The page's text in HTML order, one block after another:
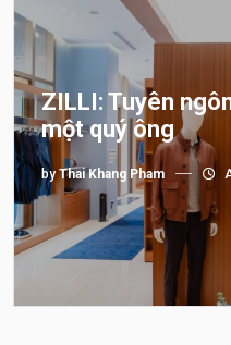
ZILLI: Tuyên
một quý ông
by Thai Khang Pham